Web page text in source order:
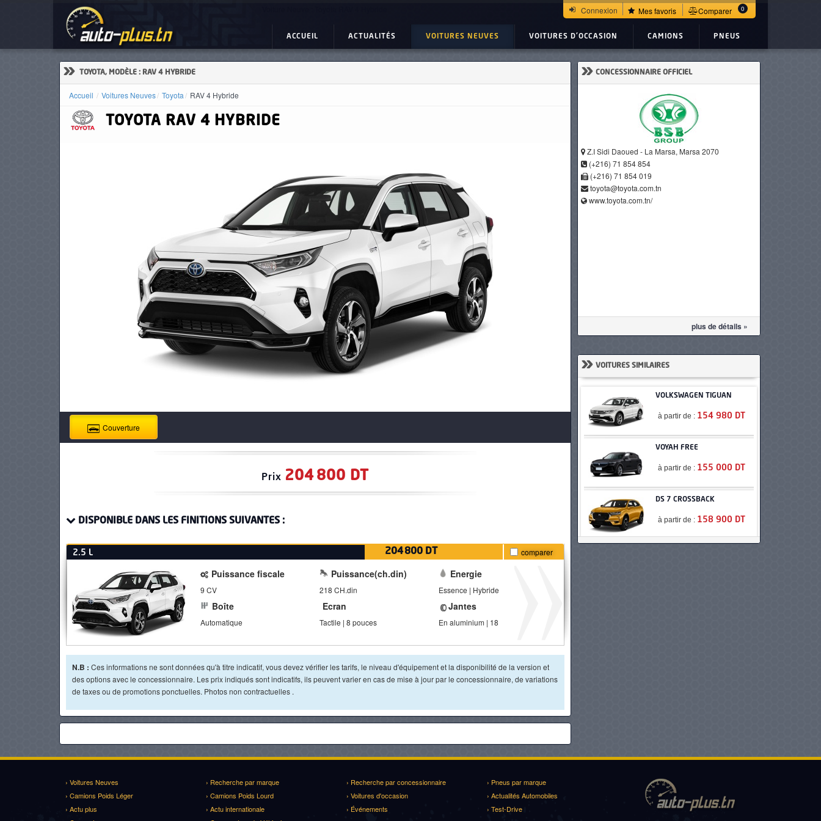
Connexion Mes favoris Comparer 0
ACCUEIL ACTUALITÉS VOITURES NEUVES VOITURES D'OCCASION CAMIONS PNEUS
» TOYOTA, MODÈLE : RAV 4 HYBRIDE
Accueil Voitures Neuves Toyota RAV 4 Hybride
TOYOTA RAV 4 HYBRIDE
Couverture
Prix 204 800 DT
DISPONIBLE DANS LES FINITIONS SUIVANTES :
comparer
2.5 L 204 800 DT
Puissance fiscale
9 CV
Puissance(ch.din)
218 CH.din
Energie
Essence | Hybride
Boîte
Automatique
Ecran
Tactile | 8 pouces
Jantes
En aluminium | 18
N.B : Ces informations ne sont données qu'à titre indicatif, vous devez vérifier les tarifs, le niveau d'équipement et la disponibilité de la version et
des options avec le concessionnaire. Les prix indiqués sont indicatifs, ils peuvent varier en cas de mise à jour par le concessionnaire, de variations
de taxes ou de promotions ponctuelles. Photos non contractuelles .
» CONCESSIONNAIRE OFFICIEL
Z.I Sidi Daoued - La Marsa, Marsa 2070
(+216) 71 854 854
(+216) 71 854 019
toyota@toyota.com.tn
www.toyota.com.tn/
plus de détails »
» VOITURES SIMILAIRES
VOLKSWAGEN TIGUAN
à partir de : 154 980 DT
VOYAH FREE
à partir de : 155 000 DT
DS 7 CROSSBACK
à partir de : 158 900 DT
CUPRA TERRAMAR
à partir de :
› Voitures Neuves › Recherche par marque › Recherche par concessionnaire
› Pneus par marque
› Camions Poids Léger
› Camions Poids Lourd › Voitures d'occasion
› Actualités Automobiles
› Actu plus
› Actu internationale › Événements
› Test-Drive
ACTUALITÉS